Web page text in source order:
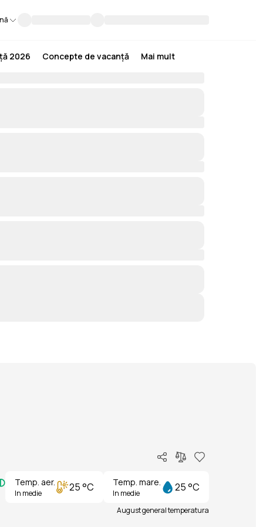
2026 Concepte de vacanță Mai mult
Temp. aer.
In medie 25 °C Temp. mare.
In medie 25 °C
August general temperatura